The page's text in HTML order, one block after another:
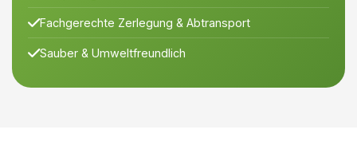
Fachgerechte Zerlegung & Abtransport
Sauber & Umweltfreundlich